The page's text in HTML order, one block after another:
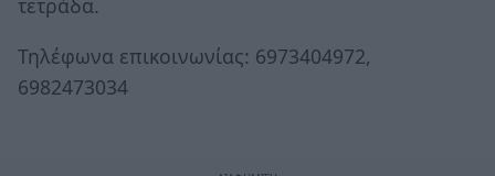
τετράδα.
Τηλέφωνα επικοινωνίας: 6973404972,
6982473034